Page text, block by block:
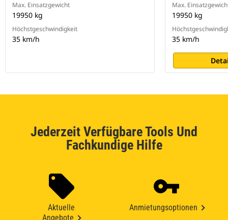
Max. Einsatzgewicht
19950 kg
Höchstgeschwindigkeit
35 km/h
Max.
19950 kg
35 km/h
Jederzeit Verfügbare Tools Und
Fachkundige Hilfe
Aktuelle
Angebote
Anmietungsoptionen